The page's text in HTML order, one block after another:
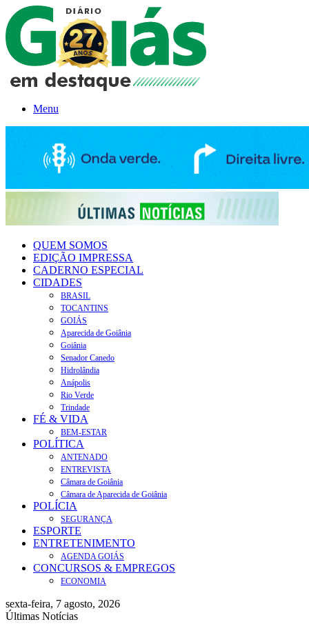
Menu
QUEM SOMOS
EDIÇÃO IMPRESSA
CADERNO ESPECIAL
CIDADES
BRASIL
TOCANTINS
GOIÁS
Aparecida de Goiânia
Goiânia
Senador Canedo
Hidrolândia
Anápolis
Rio Verde
Trindade
FÉ & VIDA
BEM-ESTAR
POLÍTICA
ANTENADO
ENTREVISTA
Câmara de Goiânia
Câmara de Aparecida de Goiânia
POLÍCIA
SEGURANÇA
ESPORTE
ENTRETENIMENTO
AGENDA GOIÁS
CONCURSOS & EMPREGOS
ECONOMIA
sexta-feira, 7 agosto, 2026
Últimas Notícias